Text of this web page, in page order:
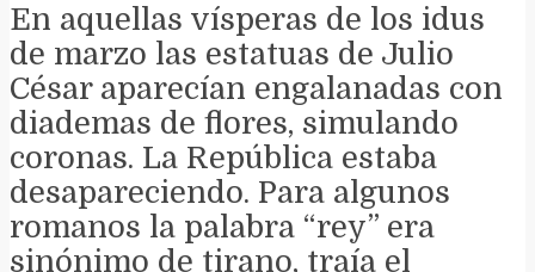
En aquellas vísperas de los idus
de marzo las estatuas de Julio
César aparecían engalanadas con
diademas de flores, simulando
coronas. La República estaba
desapareciendo. Para algunos
romanos la palabra “rey” era
sinónimo de tirano, traía el